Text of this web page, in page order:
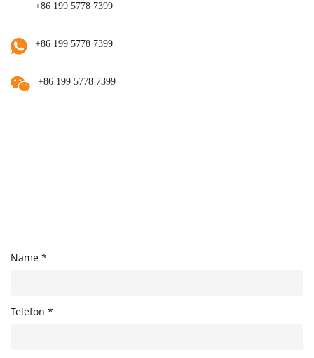
+86 199 5778 7399
+86 199 5778 7399
+86 199 5778 7399
Name *
Telefon *